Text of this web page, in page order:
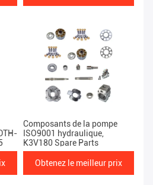
Composants de la pompe
ISO9001 hydraulique,
K3V180 Spare Parts
Obtenez le meilleur prix